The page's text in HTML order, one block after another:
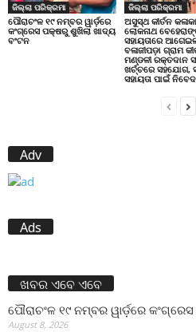
ଜିଲ୍ଲା ପରିକ୍ରମା
ପୌରାଚଂଳ ୧୯ ନମ୍ବର ୱାର୍ଡ଼ରେ
କଂଗ୍ରେସ ପକ୍ଷରୁ ଶୁଖିଲା ଖାଦ୍ୟ
ବଂଟନ
ଜିଲ୍ଲା ପରିକ୍ରମା
ଅସୁସ୍ଥ କୀର୍ତନ
ଲୋକନାଥ
ସହାୟତାରେ
ବଳାଜୀପଡ଼ା ଗ୍ରାମ
ମଣ୍ଡଳୀ ରକ୍ତଦାନ
ଖର୍ଚ୍ଚରେ ସହଯୋଗ,
ସହାୟତା ପାଇଁ
Adv
Ads
ଖବର ଏବେ ଏବେ
ପୌରାଚଂଳ ୧୯ ନମ୍ବର ୱାର୍ଡ଼ରେ
August 8, 2026